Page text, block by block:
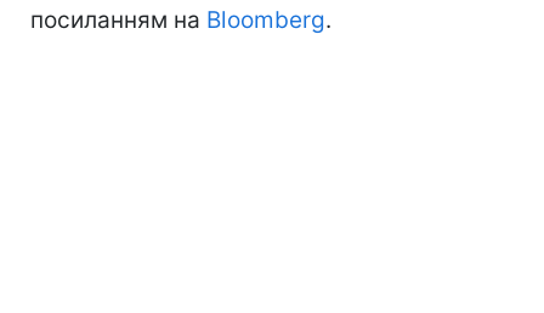
посиланням на Bloomberg.